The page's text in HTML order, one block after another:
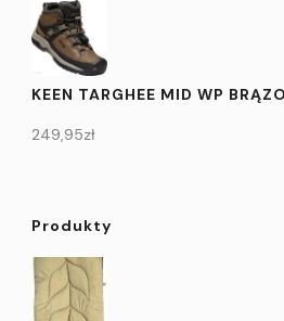
KEEN TARGHEE MID WP
249,95zł
Produkty